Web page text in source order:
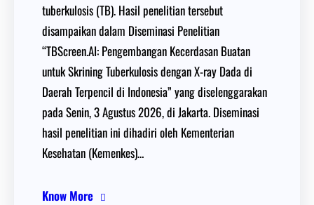
tuberkulosis (TB). Hasil penelitian tersebut
disampaikan dalam Diseminasi Penelitian
“TBScreen.AI: Pengembangan Kecerdasan Buatan
untuk Skrining Tuberkulosis dengan X-ray Dada di
Daerah Terpencil di Indonesia” yang diselenggarakan
pada Senin, 3 Agustus 2026, di Jakarta. Diseminasi
hasil penelitian ini dihadiri oleh Kementerian
Kesehatan (Kemenkes)…
Know More